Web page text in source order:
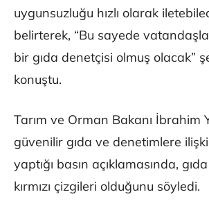
uygunsuzluğu hızlı olarak
belirterek, “Bu sayede
bir gıda denetçisi olmuş olacak”
konuştu.
Tarım ve Orman Bakanı İbrahim
güvenilir gıda ve denetimlere
yaptığı basın açıklamasında,
kırmızı çizgileri olduğunu söyledi.